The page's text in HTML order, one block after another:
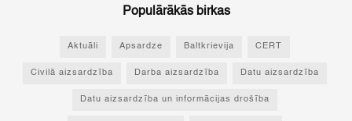
Populārākās birkas
Aktuāli Apsardze Baltkrievija CERT
Civilā aizsardzība Darba aizsardzība Datu aizsardzība
Datu aizsardzība un informācijas drošība